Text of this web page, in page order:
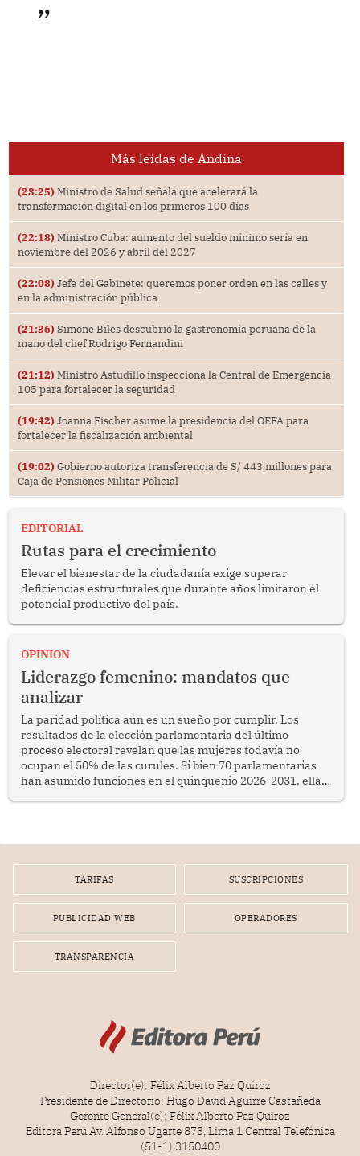
Más leídas de Andina
(23:25) Ministro de Salud señala que acelerará la
transformación digital en los primeros 100 días
(22:18) Ministro Cuba: aumento del sueldo mínimo sería en
noviembre del 2026 y abril del 2027
(22:08) Jefe del Gabinete: queremos poner orden en las calles y
en la administración pública
(21:36) Simone Biles descubrió la gastronomía peruana de la
mano del chef Rodrigo Fernandini
(21:12) Ministro Astudillo inspecciona la Central de Emergencia
105 para fortalecer la seguridad
(19:42) Joanna Fischer asume la presidencia del OEFA para
fortalecer la fiscalización ambiental
(19:02) Gobierno autoriza transferencia de S/ 443 millones para
Caja de Pensiones Militar Policial
EDITORIAL
Rutas para el crecimiento
Elevar el bienestar de la ciudadanía exige superar
deficiencias estructurales que durante años limitaron el
potencial productivo del país.
OPINION
Liderazgo femenino: mandatos que
analizar
La paridad política aún es un sueño por cumplir. Los
resultados de la elección parlamentaria del último
proceso electoral revelan que las mujeres todavía no
ocupan el 50% de las curules. Si bien 70 parlamentarias
han asumido funciones en el quinquenio 2026-2031, ellas
TARIFAS SUSCRIPCIONES
PUBLICIDAD WEB OPERADORES
TRANSPARENCIA
Director(e): Félix Alberto Paz Quiroz
Presidente de Directorio: Hugo David Aguirre Castañeda
Gerente General(e): Félix Alberto Paz Quiroz
Editora Perú Av. Alfonso Ugarte 873, Lima 1 Central Telefónica
(51-1) 3150400